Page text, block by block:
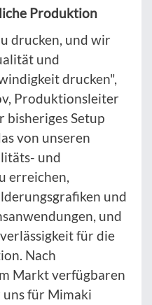
Produktion
drucken, und wir
und
drucken",
Produktionsleiter
bisheriges Setup
von unseren
und
erreichen,
und
und
für die
Nach
Markt verfügbaren
für Mimaki